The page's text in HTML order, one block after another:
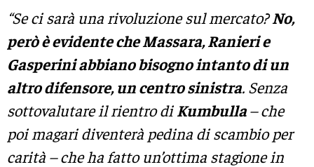
“Se ci sarà una rivoluzione sul mercato?No,
però è evidente che Massara, Ranieri e
Gasperini abbiano bisogno intanto di un
altro difensore, un centro sinistra. Senza
sottovalutare il rientro di Kumbulla– che
poi magari diventerà pedina di scambio per
carità – che ha fatto un’ottima stagione in